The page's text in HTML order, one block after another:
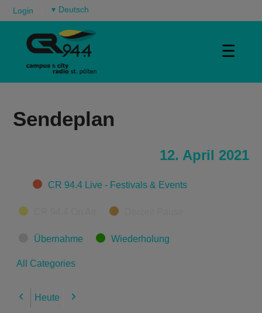
Login ▾
☰
Sendeplan
12. April 2021
CategoriesCR 94.4 Live - Festivals & Events
Übernahme Wiederholung
All Categories
Previous
Heute Next